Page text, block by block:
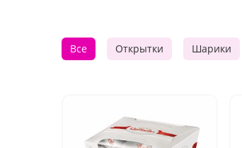
Все Открытки Шарики